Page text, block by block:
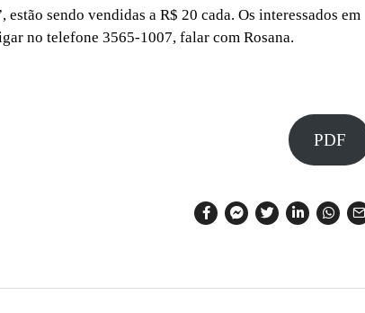
sendo vendidas a R$ 20 cada. Os interessados em
no telefone 3565-1007, falar com Rosana.
PDF